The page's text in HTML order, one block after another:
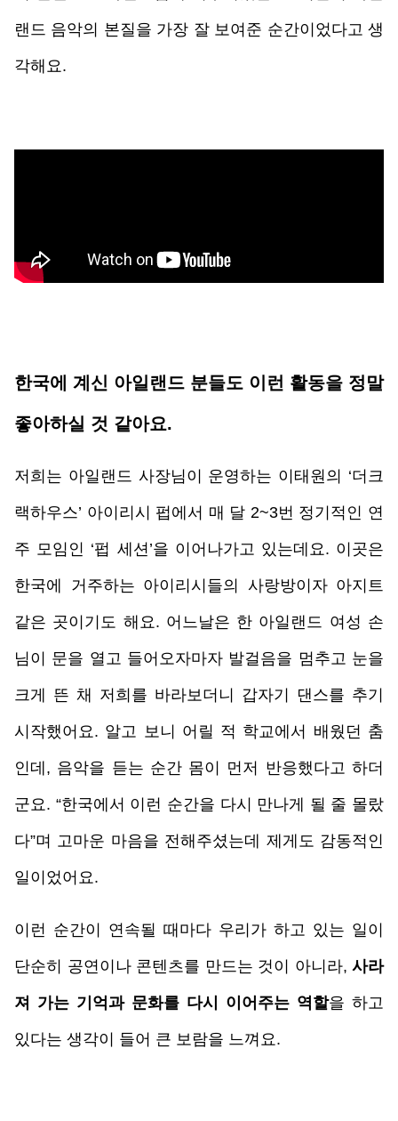
랜드 음악의 본질을 가장 잘 보여준 순간이었다고 생
각해요.
한국에 계신 아일랜드 분들도 이런 활동을 정말
좋아하실 것 같아요.
저희는 아일랜드 사장님이 운영하는 이태원의 ‘더크
랙하우스’ 아이리시 펍에서 매 달 2~3번 정기적인 연
주 모임인 ‘펍 세션’을 이어나가고 있는데요. 이곳은
한국에 거주하는 아이리시들의 사랑방이자 아지트
같은 곳이기도 해요. 어느날은 한 아일랜드 여성 손
님이 문을 열고 들어오자마자 발걸음을 멈추고 눈을
크게 뜬 채 저희를 바라보더니 갑자기 댄스를 추기
시작했어요. 알고 보니 어릴 적 학교에서 배웠던 춤
인데, 음악을 듣는 순간 몸이 먼저 반응했다고 하더
군요. “한국에서 이런 순간을 다시 만나게 될 줄 몰랐
다”며 고마운 마음을 전해주셨는데 제게도 감동적인
일이었어요.
이런 순간이 연속될 때마다 우리가 하고 있는 일이
단순히 공연이나 콘텐츠를 만드는 것이 아니라, 사라
져 가는 기억과 문화를 다시 이어주는 역할을 하고
있다는 생각이 들어 큰 보람을 느껴요.